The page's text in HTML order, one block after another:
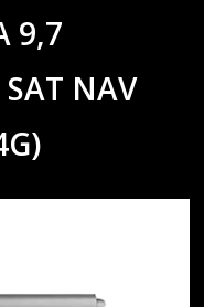
9,7
NAV